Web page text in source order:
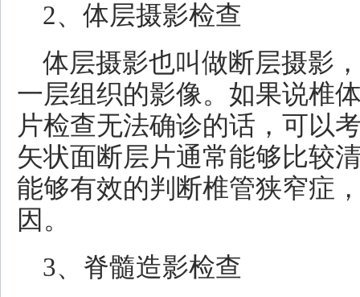
2、体层摄影检查
体层摄影也叫做断层摄影
一层组织的影像。如果说椎
片检查无法确诊的话，可以
矢状面断层片通常能够比较
能够有效的判断椎管狭窄症
因。
3、脊髓造影检查